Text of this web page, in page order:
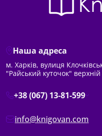
Наша адреса
м. Харків, вулиця
"Райський куточок"
+38 (067) 13-81-599
info@knigovan.com